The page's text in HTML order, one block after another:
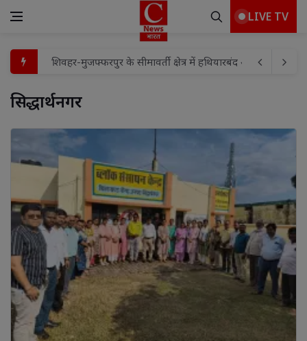
LIVE TV
खंड शिक्षा अधिकारी नीतू वर्मा ने उच्च प्राथमिक विद्यालय बूढ़ी का
साइबर ठगी में लिप्त कटेरा क्षेत्र के 23 ठगो के खिलाफ मामला
विश्व आदिवासी दिवस की हार्दिक शुभकामनाएं एवं जोहार
कांवड़ यात्रा की तैयारियों को लेकर आज होगी महत्वपूर्ण बैठक,
हर घर तिरंगा अभियान का साइकिल रैली से हुआ शुभारंभ
99 घंटे के धरना आंदोलन के बाद सात किसानों के खिलाफ दर्ज
बादलपुर पुलिस ने दो वांछित अभियुक्तों को किया गिरफ्तार
कांवड़ यात्रा को लेकर पुलिस का सघन निरीक्षण, श्रद्धालुओं की सुरक्षा
शिवहर-मुजफ्फरपुर के सीमावर्ती क्षेत्र में हथियारबंद अपराधियों
सिद्धार्थनगर